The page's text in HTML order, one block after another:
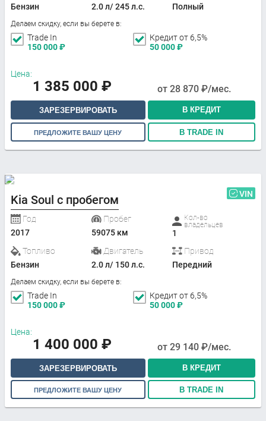
Бензин 2.0 л/ 245 л.с. Полный
Делаем скидку, если вы берете в:
Trade In
150 000₽
Кредит от 6,5%
50 000₽
Цена:
1 385 000 ₽ от 28 870 ₽/мес.
ЗАРЕЗЕРВИРОВАТЬ В КРЕДИТ
ПРЕДЛОЖИТЕ ВАШУ ЦЕНУ В TRADE IN
Kia Soul с пробегом VIN
Год
2017
Пробег
59075 км
Кол-во
владельцев
1
Топливо
Бензин
Двигатель
2.0 л/ 150 л.с.
Привод
Передний
Делаем скидку, если вы берете в:
Trade In
150 000₽
Кредит от 6,5%
50 000₽
Цена:
1 400 000 ₽ от 29 140 ₽/мес.
ЗАРЕЗЕРВИРОВАТЬ В КРЕДИТ
ПРЕДЛОЖИТЕ ВАШУ ЦЕНУ В TRADE IN